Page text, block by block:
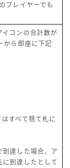
プレイヤーでも
イコンの合計数が
から即座に下記
すべて捨て札に
達した場合、ア
に到達したとして